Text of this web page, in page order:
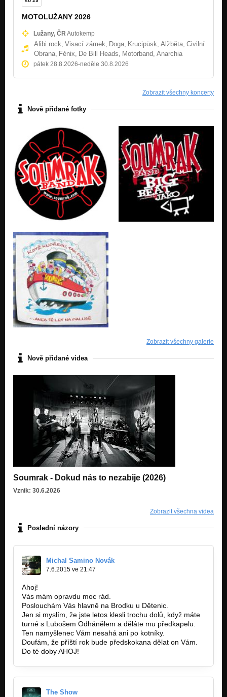
Když nohama, tak na zemi!
Když do hrobu, tak s muzikou!
Ztráta ideálu
Když do hrobu, tak s muzikou!
Honěná
MOTOLUŽANY 2026
Lužany, ČR Autokemp
Alibi rock, Visací zámek, Doga, Krucipüsk, Alžběta, Civilní
Obrana, Fénix, De Bill Heads, Motorband, Anarchia
pátek 28.8.2026-neděle 30.8.2026
Zobrazit všechny koncerty
Nově přidané fotky
Zobrazit všechny galerie
Nově přidané videa
Soumrak - Dokud nás to nezabije (2026)
Vznik: 30.6.2026
Zobrazit všechna videa
Poslední názory
Michal Samino Novák
7.6.2015 ve 21:47
Ahoj!
Vás mám opravdu moc rád.
Poslouchám Vás hlavně na Brodku u Dětenic.
Jen si myslím, že jste letos klesli trochu dolů, když máte
turné s Lubošem Odhánělem a děláte mu předkapelu.
Ten namyšlenec Vám nesahá ani po kotníky.
Doufám, že příští rok bude předskokana dělat on Vám.
Do té doby AHOJ!
The Show